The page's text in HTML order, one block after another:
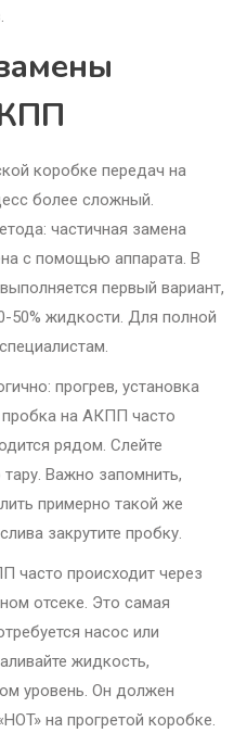
коробке передач на
более сложный.
частичная замена
с помощью аппарата. В
первый вариант,
50% жидкости. Для полной
прогрев, установка
на АКПП часто
рядом. Слейте
Важно запомнить,
примерно такой же
закрутите пробку.
часто происходит через
отсеке. Это самая
насос или
жидкость,
уровень. Он должен
на прогретой коробке.